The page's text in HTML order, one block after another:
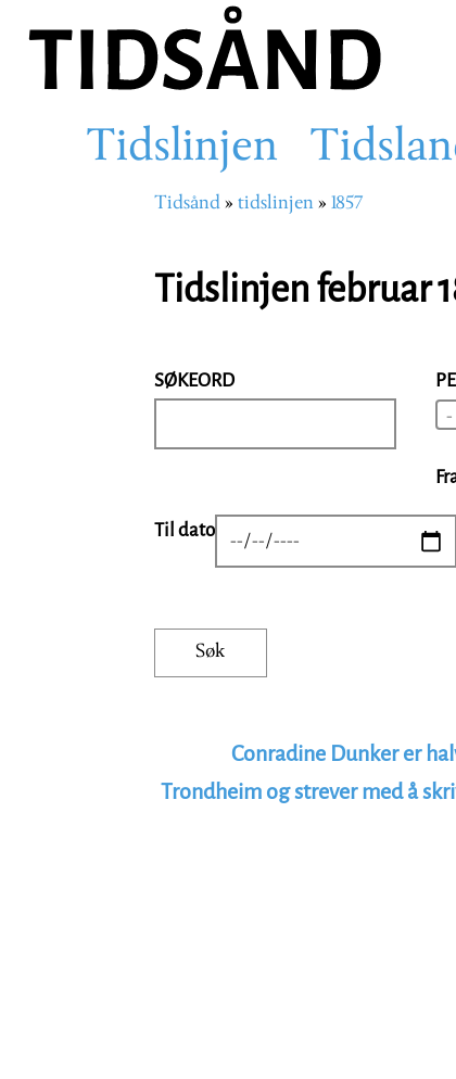
hovedinnhold
Main
navigation
Tidslinjen
Navigasjonssti
Tidsånd tidslinjen 1857
Tidslinjen februar
SØKEORD
-
Til dato DATE
Conradine Dunker er
Trondheim og strever med å